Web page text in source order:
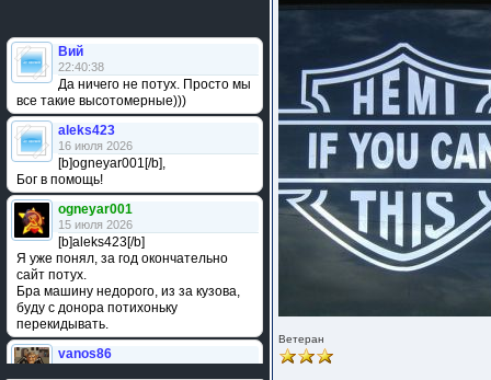
Вий
22:40:38
Да ничего не потух. Просто мы
все такие высотомерные)))
aleks423
16 июля 2026
[b]ogneyar001[/b],
Бог в помощь!
ogneyar001
15 июля 2026
[b]aleks423[/b]
Я уже понял, за год окончательно
сайт потух.
Бра машину недорого, из за кузова,
буду с донора потихоньку
перекидывать.
vanos86
Ветеран